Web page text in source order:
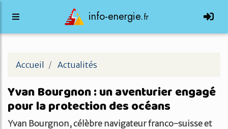
info-energie.fr
Accueil Actualités
Yvan Bourgnon : un aventurier engagé
pour la protection des océans
Yvan Bourgnon, célèbre navigateur franco-suisse et